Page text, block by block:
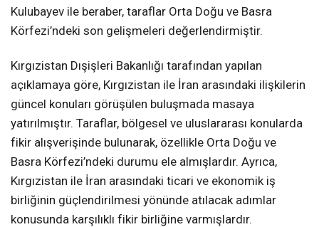
Kulubayev ile beraber, taraflar Orta Doğu ve Basra
Körfezi’ndeki son gelişmeleri değerlendirmiştir.
Kırgızistan Dışişleri Bakanlığı tarafından yapılan
açıklamaya göre, Kırgızistan ile İran arasındaki ilişkilerin
güncel konuları görüşülen buluşmada masaya
yatırılmıştır. Taraflar, bölgesel ve uluslararası konularda
fikir alışverişinde bulunarak, özellikle Orta Doğu ve
Basra Körfezi’ndeki durumu ele almışlardır. Ayrıca,
Kırgızistan ile İran arasındaki ticari ve ekonomik iş
birliğinin güçlendirilmesi yönünde atılacak adımlar
konusunda karşılıklı fikir birliğine varmışlardır.